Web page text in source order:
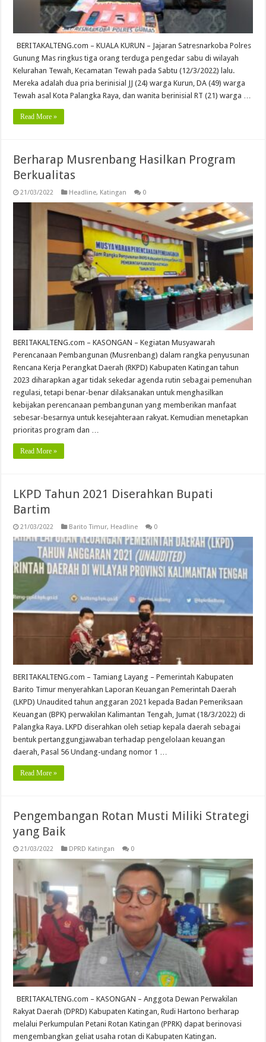
BERITAKALTENG.com – KUALA KURUN – Jajaran Satresnarkoba Polres
Gunung Mas ringkus tiga orang terduga pengedar sabu di wilayah
Kelurahan Tewah, Kecamatan Tewah pada Sabtu (12/3/2022) lalu.
Mereka adalah dua pria berinisial JJ (24) warga Kurun, DA (49) warga
Tewah asal Kota Palangka Raya, dan wanita berinisial RT (21) warga …
Read More »
Berharap Musrenbang Hasilkan Program
Berkualitas
21/03/2022 Headline, Katingan 0
BERITAKALTENG.com – KASONGAN – Kegiatan Musyawarah
Perencanaan Pembangunan (Musrenbang) dalam rangka penyusunan
Rencana Kerja Perangkat Daerah (RKPD) Kabupaten Katingan tahun
2023 diharapkan agar tidak sekedar agenda rutin sebagai pemenuhan
regulasi, tetapi benar-benar dilaksanakan untuk menghasilkan
kebijakan perencanaan pembangunan yang memberikan manfaat
sebesar-besarnya untuk kesejahteraan rakyat. Kemudian menetapkan
prioritas program dan …
Read More »
LKPD Tahun 2021 Diserahkan Bupati
Bartim
21/03/2022 Barito Timur, Headline 0
BERITAKALTENG.com – Tamiang Layang – Pemerintah Kabupaten
Barito Timur menyerahkan Laporan Keuangan Pemerintah Daerah
(LKPD) Unaudited tahun anggaran 2021 kepada Badan Pemeriksaan
Keuangan (BPK) perwakilan Kalimantan Tengah, Jumat (18/3/2022) di
Palangka Raya. LKPD diserahkan oleh setiap kepala daerah sebagai
bentuk pertanggungjawaban terhadap pengelolaan keuangan
daerah, Pasal 56 Undang-undang nomor 1 …
Read More »
Pengembangan Rotan Musti Miliki Strategi
yang Baik
21/03/2022 DPRD Katingan 0
BERITAKALTENG.com – KASONGAN – Anggota Dewan Perwakilan
Rakyat Daerah (DPRD) Kabupaten Katingan, Rudi Hartono berharap
melalui Perkumpulan Petani Rotan Katingan (PPRK) dapat berinovasi
mengembangkan geliat usaha rotan di Kabupaten Katingan.